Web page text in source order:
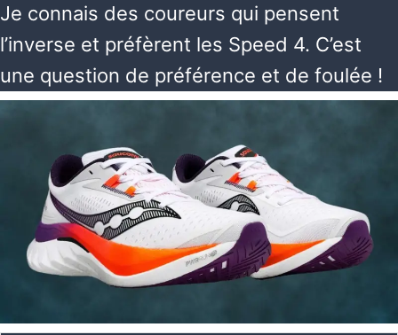
Je connais des coureurs qui pensent
l’inverse et préfèrent les Speed 4. C’est
une question de préférence et de foulée !